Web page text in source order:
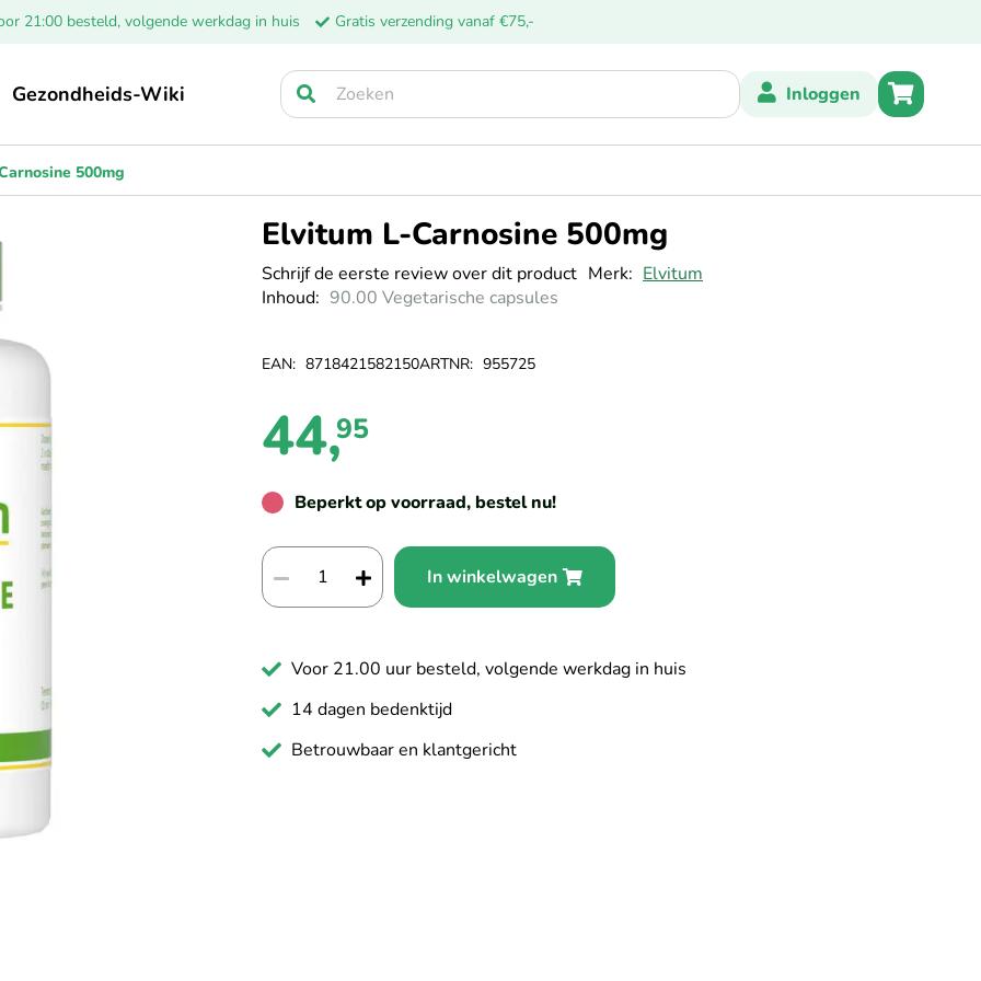
21:00 besteld, volgende werkdag in huis Gratis verzending vanaf €75,-
Gezondheids-Wiki Inloggen
Zoek
500mg
Elvitum L-Carnosine 500mg
Merk
Elvitum
Inhoud
90.00 Vegetarische capsules
Schrijf de eerste review over dit product
44,95
Beperkt op voorraad, bestel nu!
In winkelwagen
Voor 21.00 uur besteld, volgende werkdag in huis
14 dagen bedenktijd
Betrouwbaar en klantgericht
EAN 8718421582150ARTNR 955725